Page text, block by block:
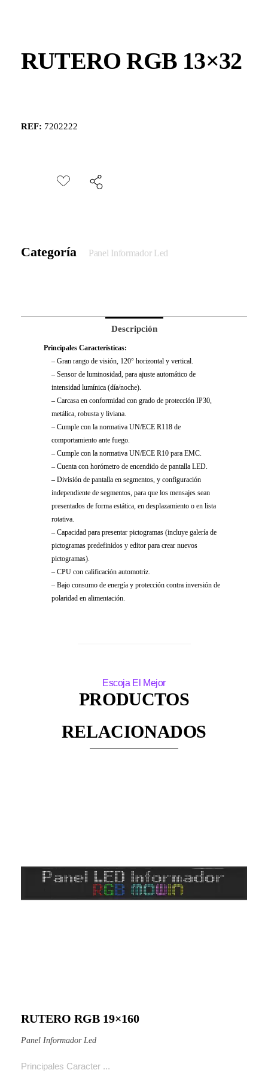
RUTERO RGB 13×32
REF: 7202222
Categoría Panel Informador Led
Descripción
Principales Características:
– Gran rango de visión, 120° horizontal y vertical.
– Sensor de luminosidad, para ajuste automático de
intensidad lumínica (día/noche).
– Carcasa en conformidad con grado de protección IP30,
metálica, robusta y liviana.
– Cumple con la normativa UN/ECE R118 de
comportamiento ante fuego.
– Cumple con la normativa UN/ECE R10 para EMC.
– Cuenta con horómetro de encendido de pantalla LED.
– División de pantalla en segmentos, y configuración
independiente de segmentos, para que los mensajes sean
presentados de forma estática, en desplazamiento o en lista
rotativa.
– Capacidad para presentar pictogramas (incluye galería de
pictogramas predefinidos y editor para crear nuevos
pictogramas).
– CPU con calificación automotriz.
– Bajo consumo de energía y protección contra inversión de
polaridad en alimentación.
PRODUCTOS
RELACIONADOS
RUTERO RGB 19×160
Panel Informador Led
Principales Caracter ...
Ver producto